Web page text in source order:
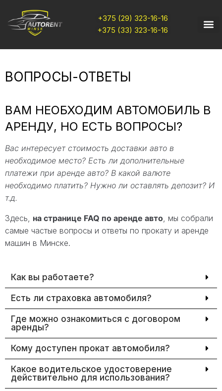
+375 (29) 323-16-16
+375 (33) 323-16-16
ВОПРОСЫ-ОТВЕТЫ
ВАМ НЕОБХОДИМ АВТОМОБИЛЬ В
АРЕНДУ, НО ЕСТЬ ВОПРОСЫ?
Вас интересует стоимость доставки авто в
необходимое место? Есть ли дополнительные
платежи при аренде авто? В какой валюте
необходимо платить? Нужно ли оставлять депозит? И
т.д.
Здесь, на странице FAQ по аренде авто , мы собрали
самые частые вопросы и ответы по прокату и аренде
машин в Минске.
Как вы работаете?
Есть ли страховка автомобиля?
Где можно ознакомиться с договором
аренды?
Кому доступен прокат автомобиля?
Какое водительское удостоверение
действительно для использования?